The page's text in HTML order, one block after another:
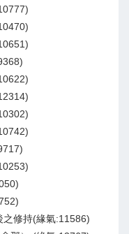
修持(緣氣:11586)